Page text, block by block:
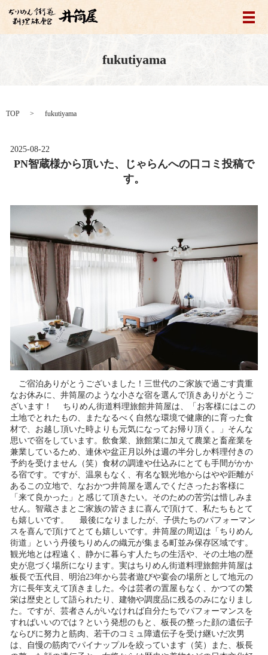
メ
fukutiyama
TOP fukutiyama
2025-08-22
PN智蔵様から頂いた、じゃらんへの口コミ投稿で
す。
ご宿泊ありがとうございました！三世代のご家族で過ごす貴重
なお休みに、井筒屋のような小さな宿を選んで頂きありがとうご
ざいます！ ちりめん街道料理旅館井筒屋は、「お客様にはこの
土地でとれたもの、またなるべく自然な環境で健康的に育った食
材で、お越し頂いた時よりも元気になってお帰り頂く。」そんな
思いで宿をしています。飲食業、旅館業に加えて農業と畜産業を
兼業しているため、連休や盆正月以外は週の半分しか料理付きの
予約を受けません（笑）食材の調達や仕込みにとても手間がかか
る宿です。ですが、温泉もなく、有名な観光地からはやや距離が
あるこの立地で、なおかつ井筒屋を選んでくださったお客様に
「来て良かった」と感じて頂きたい。そのための苦労は惜しみま
せん。智蔵さまとご家族の皆さまに喜んで頂けて、私たちもとて
も嬉しいです。 最後になりましたが、子供たちのパフォーマン
スを喜んで頂けてとても嬉しいです。井筒屋の周辺は「ちりめん
街道」という丹後ちりめんの織元が集まる町並み保存区域です。
観光地とは程遠く、静かに暮らす人たちの生活や、その土地の歴
史が息づく場所になります。実はちりめん街道料理旅館井筒屋は
板長で五代目、明治23年から芸者遊びや宴会の場所として地元の
方に長年支えて頂きました。今は芸者の置屋もなく、かつての繁
栄は歴史として語られたり、建物や調度品に残るのみになりまし
た。ですが、芸者さんがいなければ自分たちでパフォーマンスを
すればいいのでは？という発想のもと、板長の整った顔の遺伝子
ならびに努力と筋肉、若干のコミュ障遺伝子を受け継いだ次男
は、自慢の筋肉でパイナップルを絞っています（笑）また、板長